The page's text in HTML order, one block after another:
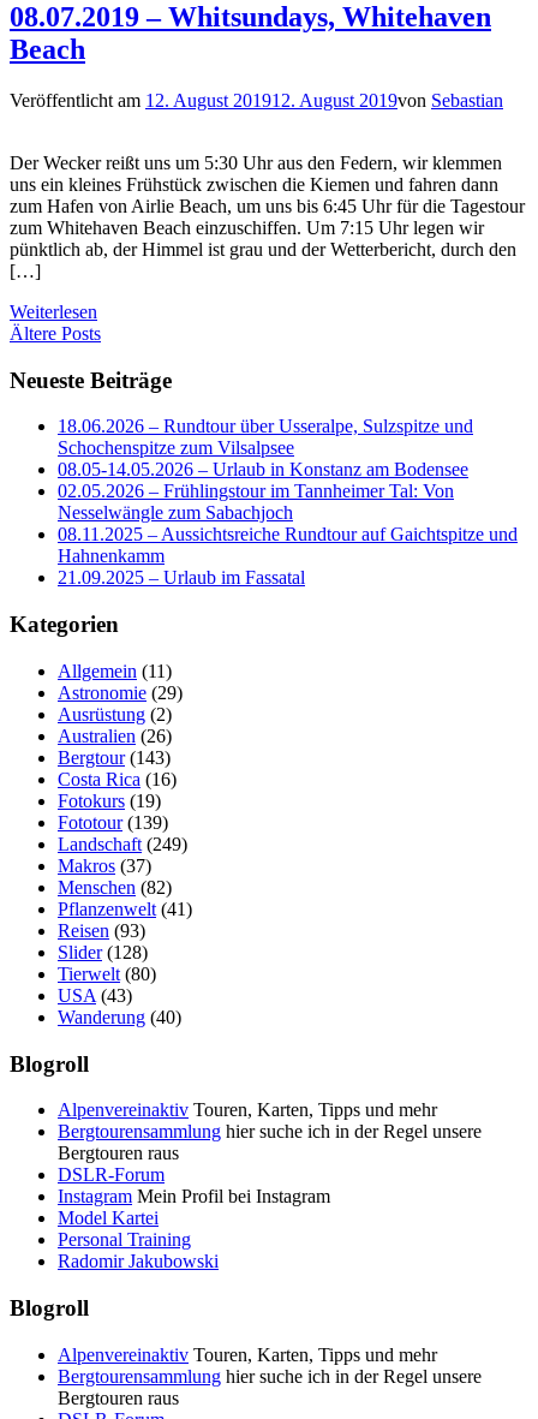
08.07.2019 – Whitsundays, Whitehaven
Beach
Veröffentlicht am 12. August 201912. August 2019von Sebastian
Der Wecker reißt uns um 5:30 Uhr aus den Federn, wir klemmen
uns ein kleines Frühstück zwischen die Kiemen und fahren dann
zum Hafen von Airlie Beach, um uns bis 6:45 Uhr für die Tagestour
zum Whitehaven Beach einzuschiffen. Um 7:15 Uhr legen wir
pünktlich ab, der Himmel ist grau und der Wetterbericht, durch den
[…]
Weiterlesen
Beitragsnavigation
Ältere Posts
Neueste Beiträge
18.06.2026 – Rundtour über Usseralpe, Sulzspitze und
Schochenspitze zum Vilsalpsee
08.05-14.05.2026 – Urlaub in Konstanz am Bodensee
02.05.2026 – Frühlingstour im Tannheimer Tal: Von
Nesselwängle zum Sabachjoch
08.11.2025 – Aussichtsreiche Rundtour auf Gaichtspitze und
Hahnenkamm
21.09.2025 – Urlaub im Fassatal
Kategorien
Allgemein (11)
Astronomie (29)
Ausrüstung (2)
Australien (26)
Bergtour(143)
Costa Rica (16)
Fotokurs (19)
Fototour(139)
Landschaft (249)
Makros (37)
Menschen (82)
Pflanzenwelt (41)
Reisen (93)
Slider(128)
Tierwelt (80)
USA (43)
Wanderung (40)
Blogroll
Alpenvereinaktiv Touren, Karten, Tipps und mehr
Bergtourensammlung hier suche ich in der Regel unsere
Bergtouren raus
DSLR-Forum
Instagram Mein Profil bei Instagram
Model Kartei
Personal Training
Radomir Jakubowski
Blogroll
Alpenvereinaktiv Touren, Karten, Tipps und mehr
Bergtourensammlung hier suche ich in der Regel unsere
Bergtouren raus